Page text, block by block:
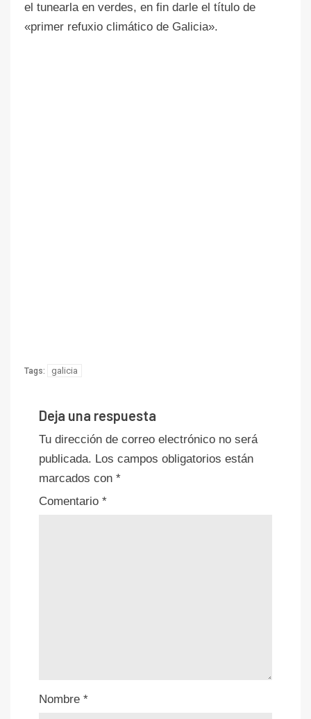
el tunearla en verdes, en fin darle el título de
«primer refuxio climático de Galicia».
Tags: galicia
Deja una respuesta
Tu dirección de correo electrónico no será
publicada. Los campos obligatorios están
marcados con *
Comentario *
Nombre *